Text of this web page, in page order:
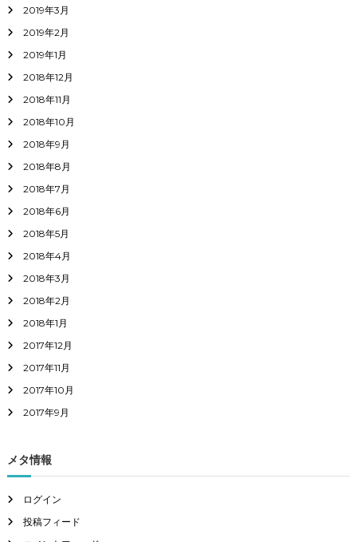
2019年3月
2019年2月
2019年1月
2018年12月
2018年11月
2018年10月
2018年9月
2018年8月
2018年7月
2018年6月
2018年5月
2018年4月
2018年3月
2018年2月
2018年1月
2017年12月
2017年11月
2017年10月
2017年9月
メタ情報
ログイン
投稿フィード